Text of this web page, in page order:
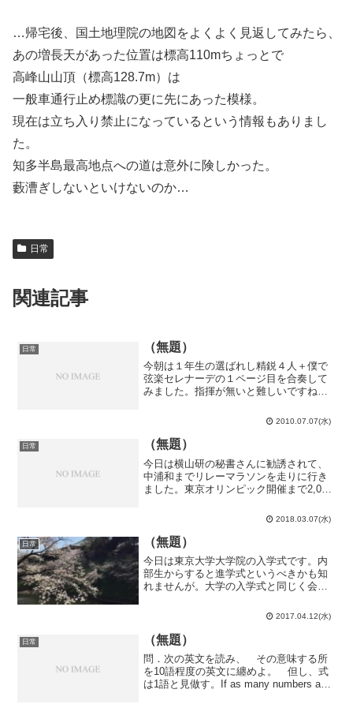
…帰宅後、国土地理院の地図をよくよく見返してみたら、
あの増長天があった位置は標高110mちょっとで
高峰山山頂（標高128.7m）は
一般車通行止め標識の更に先にあった模様。
現在は立ち入り禁止になっているという情報もありまし
た。
知多半島最高地点への道は意外に険しかった。
藪漕ぎしないといけないのか…
日常
関連記事
日常 （無題）
今朝は１年生の選ばれし精鋭４人＋僕で
弦楽セレナーデの１ページ目を合奏して
みました。指揮が無いと難しいですね。
でしたが。第１ヴァイオリンが最も音を
外すってどういう事なの…まだまだ練習
が足りませんね。
2010.07.07(水)
日常 （無題）
今日は横山研の秘書さんに勧誘されて、
中浦和までリレーマラソンを走りに行き
ました。東京オリンピック開催まで2,020
走るというイベントだそうです。集合は
中浦和駅に8:20。北松戸からなら武蔵野
線経由...
2018.03.07(水)
日常 （無題）
今日は東京大学大学院の入学式です。内
部生からすると進学式というべきかも知
れませんが。大学の入学式と同じく会場
式をやって、そのまま午後に大学院の入
学式をやっています。午前中は大学で自
習してから宇宙論研の3人...
2017.04.12(水)
日常 （無題）
問．次の英文を読み、 その意味する所
を10語程度の英文に纏めよ。 但し、式
は1語と見做す。If as many numbers as